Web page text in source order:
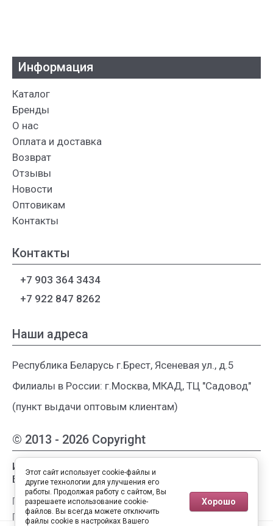
© 2013 - 2026 Copyright
Интернет-магазин женской одежды из
Белоруссии
Публичная оферта
Пользовательское соглашение
Информация
Каталог
Бренды
О нас
Оплата и доставка
Возврат
Отзывы
Новости
Оптовикам
Контакты
Контакты
+7 903 364 3434
+7 922 847 8262
Наши адреса
Республика Беларусь г.Брест, Ясеневая ул., д.5
Филиалы в России: г.Москва, МКАД, ТЦ "Садовод"
(пункт выдачи оптовым клиентам)
Этот сайт использует cookie-файлы и
другие технологии для улучшения его
работы. Продолжая работу с сайтом, Вы
разрешаете использование cookie-
файлов. Вы всегда можете отключить
файлы cookie в настройках Вашего
Хорошо